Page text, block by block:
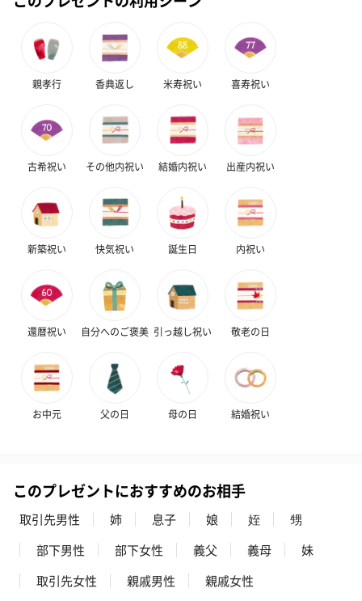
スイーツ
スイーツを同梱してお届けいたします。ギフトへの＋αにおすすめ
ゼリーバウム カット
（レモン＆紅茶）（432
麦わらパンダバウム
（バナナ味）（540円）
スキンケアグッズ
ハンドクリーム3本セッ
ト【ありがとう】
（1,100円）
シャワージェル＆ハン
ドクリーム（ピンクグ
レープフルーツ）
シャワージェ
ドクリーム（
ッシュローズ
親孝行 香典返し 米寿祝い 喜寿祝い
古希祝い その他内祝い 結婚内祝い 出産内祝い
新築祝い 快気祝い 誕生日 内祝い
還暦祝い 自分へのご褒美 引っ越し祝い 敬老の日
お中元 父の日 母の日 結婚祝い
このプレゼントにおすすめのお相手
取引先男性 姉 息子 娘 姪
甥
部下男性
部下女性 義父 義母
妹
取引先女性
親戚男性
親戚女性